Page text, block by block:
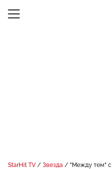
StarHit TV Звезда "Между тем" с